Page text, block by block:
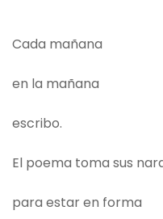
Cada mañana
en la mañana
escribo.
El poema toma sus
para estar en forma